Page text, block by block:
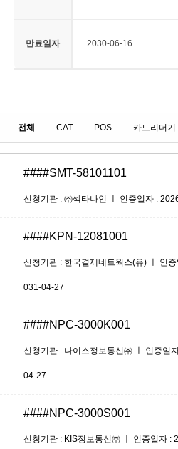
만료일자 2030-06-16
전체 CAT POS 카드리더기
####SMT-58101101
신청기관 : ㈜섹타나인 ㅣ 인증일자 :
####KPN-12081001
신청기관 : 한국결제네트웍스(유) ㅣ 인
031-04-27
####NPC-3000K001
신청기관 : 나이스정보통신㈜ ㅣ 인증일
04-27
####NPC-3000S001
신청기관 : KIS정보통신㈜ ㅣ 인증일자